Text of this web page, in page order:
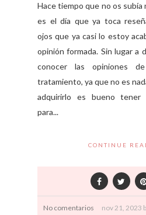
Hace tiempo que no os
es el día que ya toca
ojos que ya casi lo estoy
opinión formada. Sin lugar a
conocer las opiniones
tratamiento, ya que no es
adquirirlo es bueno tener
para...
CONTINUE
No comentarios nov21, 2023